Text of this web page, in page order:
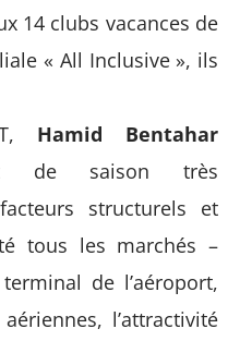
14 clubs vacances de
« All Inclusive », ils
Hamid Bentahar
de saison très
structurels et
tous les marchés –
de l’aéroport,
l’attractivité